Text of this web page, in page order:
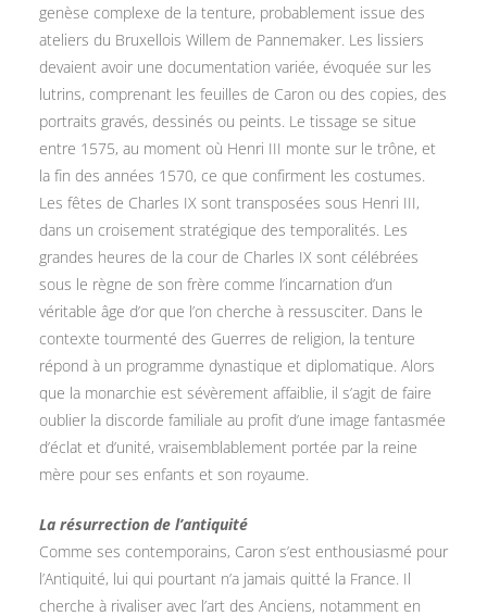
genèse complexe de la tenture, probablement issue des
ateliers du Bruxellois Willem de Pannemaker. Les lissiers
devaient avoir une documentation variée, évoquée sur les
lutrins, comprenant les feuilles de Caron ou des copies, des
portraits gravés, dessinés ou peints. Le tissage se situe
entre 1575, au moment où Henri III monte sur le trône, et
la fin des années 1570, ce que confirment les costumes.
Les fêtes de Charles IX sont transposées sous Henri III,
dans un croisement stratégique des temporalités. Les
grandes heures de la cour de Charles IX sont célébrées
sous le règne de son frère comme l’incarnation d’un
véritable âge d’or que l’on cherche à ressusciter. Dans le
contexte tourmenté des Guerres de religion, la tenture
répond à un programme dynastique et diplomatique. Alors
que la monarchie est sévèrement affaiblie, il s’agit de faire
oublier la discorde familiale au profit d’une image fantasmée
d’éclat et d’unité, vraisemblablement portée par la reine
mère pour ses enfants et son royaume.
La résurrection de l’antiquité
Comme ses contemporains, Caron s’est enthousiasmé pour
l’Antiquité, lui qui pourtant n’a jamais quitté la France. Il
cherche à rivaliser avec l’art des Anciens, notamment en